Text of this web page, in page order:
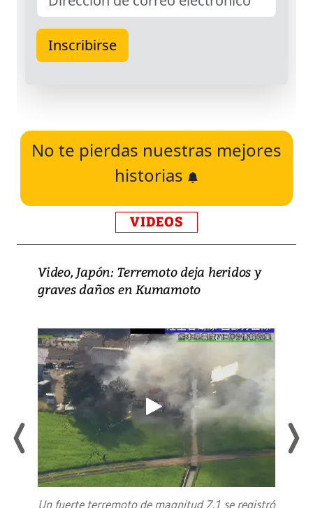
No te pierdas nuestras mejores
historias
VIDEOS
Video, Japón: Terremoto deja heridos y
graves daños en Kumamoto
Un fuerte terremoto de magnitud 7,1 se registró